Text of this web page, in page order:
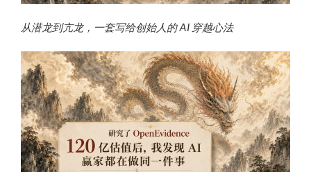
从潜龙到亢龙，一套写给创始人的 AI 穿越心法